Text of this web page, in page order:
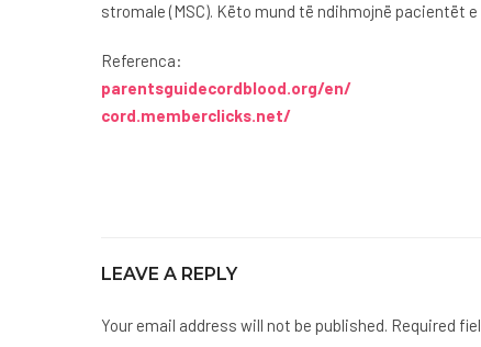
stromale (MSC). Këto mund të ndihmojnë pacientët
Referenca:
parentsguidecordblood.org/en/
cord.memberclicks.net/
LEAVE A REPLY
Your email address will not be published. Required